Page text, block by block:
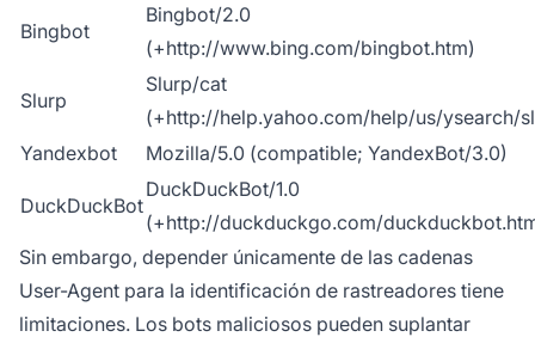
Bingbot
Bingbot/2.0
(+http://www.bing.com/bingbot.htm)
Slurp
Slurp/cat
(+http://help.yahoo.com/help/us/ysearch/
Yandexbot
Mozilla/5.0 (compatible; YandexBot/3.0)
DuckDuckBot
DuckDuckBot/1.0
(+http://duckduckgo.com/
Sin embargo, depender únicamente de las cadenas
User-Agent para la identificación de rastreadores tiene
limitaciones. Los bots maliciosos pueden suplantar